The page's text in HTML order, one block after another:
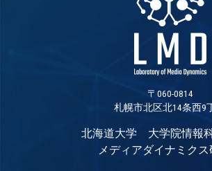
〒060-0814
札幌市北区北14条西9
北海道大学 大学院情報
メディアダイナミク